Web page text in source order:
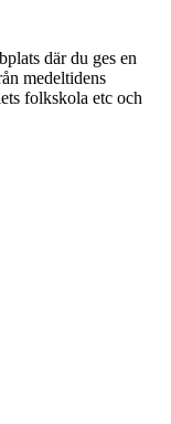
där du ges en
medeltidens
folkskola etc och